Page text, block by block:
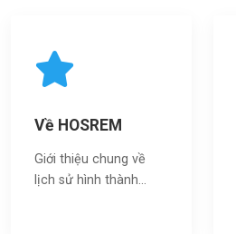
Về HOSREM
Giới thiệu chung về
lịch sử hình thành...